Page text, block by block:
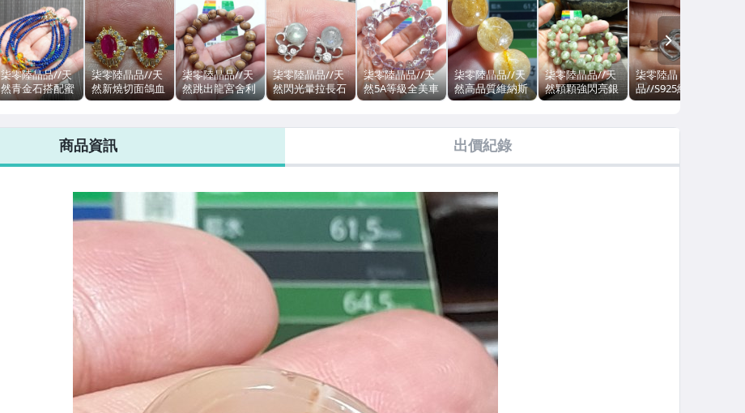
柒零陸晶品//天
然青金石搭配蜜
蠟.南紅.綠松石.
(S682)促銷特價
柒零陸晶品//天
然新燒切面鴿血
紅寶石鑲崁滿鑽
對(S704)促銷特
價#多件優惠#
柒零陸晶品//天
然跳出龍宮舍利
#宗教文物聖品
珠(9566)重量
柒零陸晶品//天
然閃光暈拉長石
鑲崁造型精品耳
對(A881)直購超
柒零陸晶品//天
然5A等級全美車
輪切紫水晶
(A760)重量:59g
柒零陸晶品//天
然高品質維納斯
金髮晶手串.手珠
柒零陸晶品//天
然顆顆強閃亮銀
片綠祖母晶
手珠(S813)促銷
柒零陸晶
品//S925純銀*
心心相印*造型
戒(A851)促銷超
商品資訊 出價紀錄